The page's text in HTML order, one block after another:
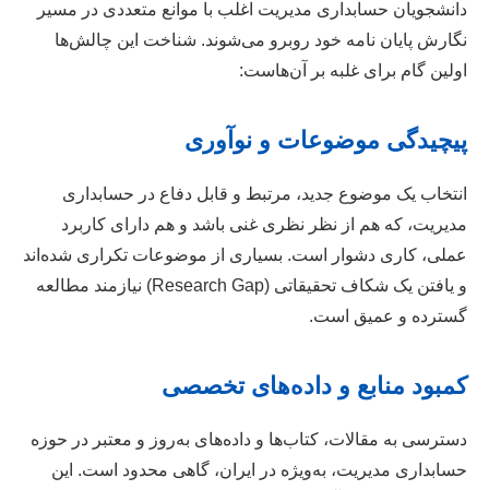
دانشجویان حسابداری مدیریت اغلب با موانع متعددی در مسیر
نگارش پایان نامه خود روبرو می‌شوند. شناخت این چالش‌ها
اولین گام برای غلبه بر آن‌هاست:
پیچیدگی موضوعات و نوآوری
انتخاب یک موضوع جدید، مرتبط و قابل دفاع در حسابداری
مدیریت، که هم از نظر نظری غنی باشد و هم دارای کاربرد
عملی، کاری دشوار است. بسیاری از موضوعات تکراری شده‌اند
و یافتن یک شکاف تحقیقاتی (Research Gap) نیازمند مطالعه
گسترده و عمیق است.
کمبود منابع و داده‌های تخصصی
دسترسی به مقالات، کتاب‌ها و داده‌های به‌روز و معتبر در حوزه
حسابداری مدیریت، به‌ویژه در ایران، گاهی محدود است. این